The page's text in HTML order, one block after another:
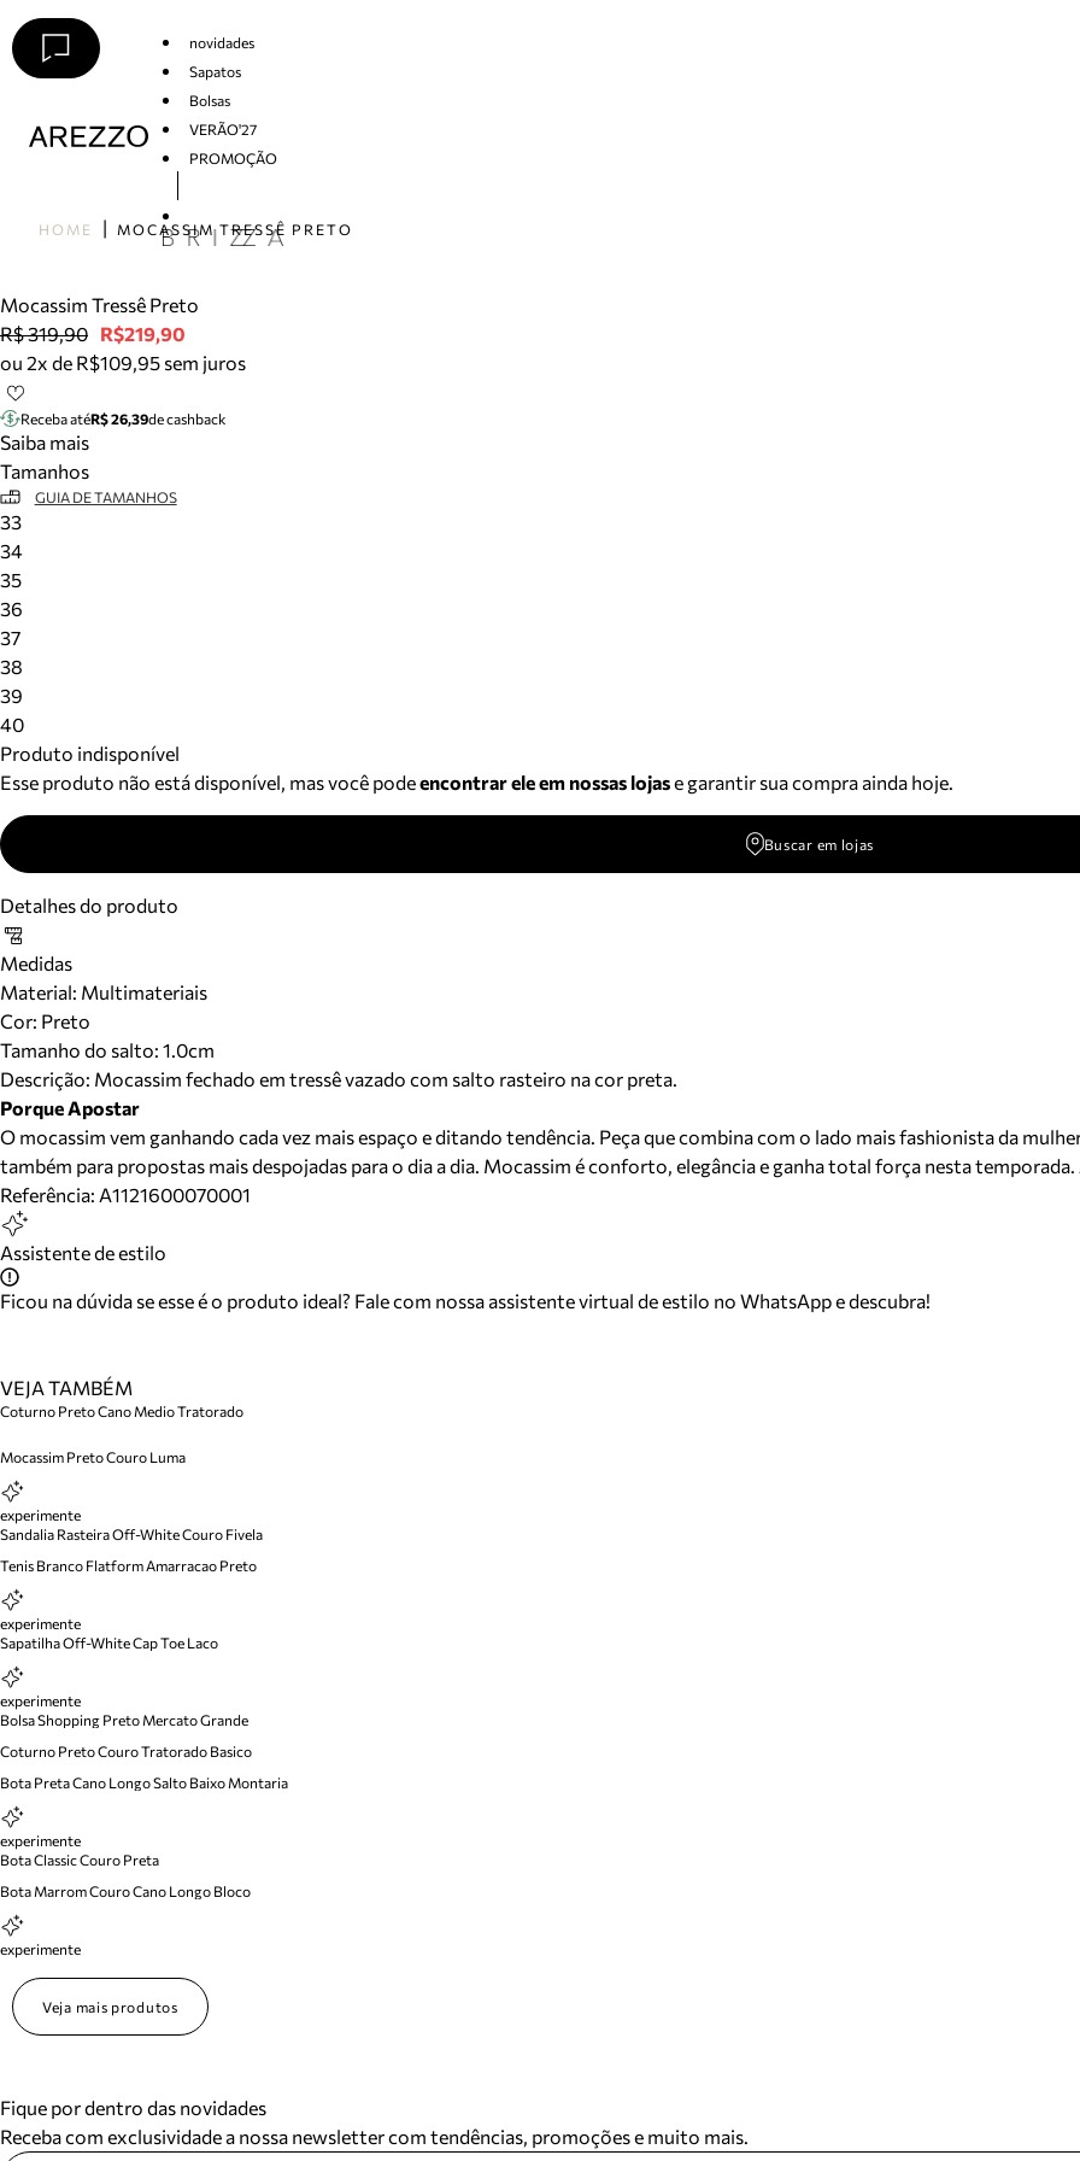
novidades
Sapatos
Bolsas
VERÃO'27
PROMOÇÃO
HOME MOCASSIM TRESSÊ PRETO
Mocassim Tressê Preto
R$ 319,90 R$219,90
ou 2x de R$109,95 sem juros
Receba atéR$ 26,39de cashback
Saiba mais
Tamanhos
GUIA DE TAMANHOS
33
34
35
36
37
38
39
40
Produto indisponível
Esse produto não está disponível, mas você podeencontrar ele em nossas lojase garantir sua compra ainda hoje.
Buscar em lojas
Detalhes do produto
Medidas
Material: Multimateriais
Cor: Preto
Tamanho do salto: 1.0cm
Descrição: Mocassim fechado em tressê vazado com salto rasteiro na cor preta.
Porque Apostar
O mocassim vem ganhando cada vez mais espaço e ditando tendência. Peça que combina com o lado mais fashionista da
também para propostas mais despojadas para o dia a dia. Mocassim é conforto, elegância e ganha total força nesta
Referência: A1121600070001
Assistente de estilo
Ficou na dúvida se esse é o produto ideal? Fale com nossa assistente virtual de estilo no WhatsApp e descubra!
VEJA TAMBÉM
Coturno Preto Cano Medio Tratorado
Mocassim Preto Couro Luma
experimente
Sandalia Rasteira Off-White Couro Fivela
Tenis Branco Flatform Amarracao Preto
experimente
Sapatilha Off-White Cap Toe Laco
experimente
Bolsa Shopping Preto Mercato Grande
Coturno Preto Couro Tratorado Basico
Bota Preta Cano Longo Salto Baixo Montaria
experimente
Bota Classic Couro Preta
Bota Marrom Couro Cano Longo Bloco
experimente
Veja mais produtos
Fique por dentro das novidades
Receba com exclusividade a nossa newsletter com tendências, promoções e muito mais.